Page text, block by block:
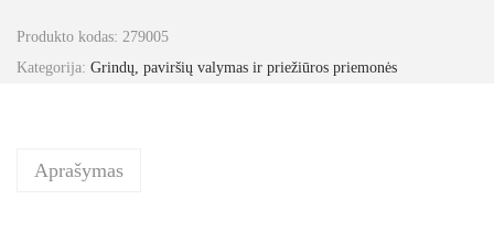
Produkto kodas: 279005
Kategorija: Grindų, paviršių valymas ir priežiūros priemonės
Aprašymas